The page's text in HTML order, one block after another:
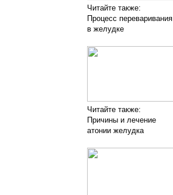
Читайте также:
Процесс переваривания
в желудке
Читайте также:
Причины и лечение
атонии желудка